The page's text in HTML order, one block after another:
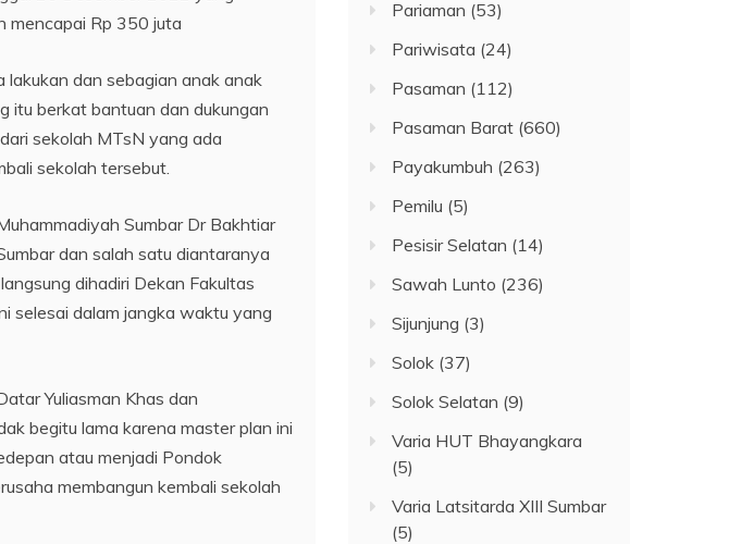
mencapai Rp 350 juta
lakukan dan sebagian anak anak
itu berkat bantuan dan dukungan
sekolah MTsN yang ada
sekolah tersebut.
Sumbar Dr Bakhtiar
dan salah satu diantaranya
dihadiri Dekan Fakultas
selesai dalam jangka waktu yang
Yuliasman Khas dan
begitu lama karena master plan ini
atau menjadi Pondok
membangun kembali sekolah
Pariaman (53)
Pariwisata (24)
Pasaman (112)
Pasaman Barat (660)
Payakumbuh (263)
Pemilu (5)
Pesisir Selatan (14)
Sawah Lunto (236)
Sijunjung (3)
Solok (37)
Solok Selatan (9)
Varia HUT Bhayangkara
(5)
Varia Latsitarda XIII Sumbar
(5)